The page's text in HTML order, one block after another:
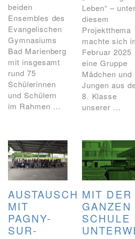
beiden
Ensembles des
Evangelischen
Gymnasiums
Bad Marienberg
mit insgesamt
rund 75
Schülerinnen
und Schülern
im Rahmen …
Leben“ – unter
diesem
Projektthema
machte sich
Februar 2025
eine Gruppe
Mädchen und
Jungen aus
8. Klasse
unserer …
AUSTAUSCH
MIT
PAGNY-
SUR-
MIT DER
GANZEN
SCHULE